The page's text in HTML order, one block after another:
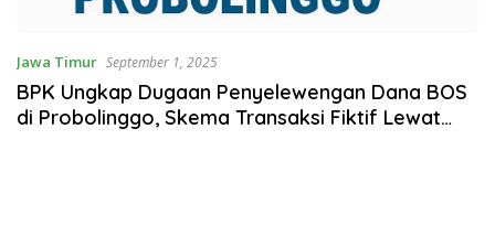
Jawa Timur September 1, 2025
BPK Ungkap Dugaan Penyelewengan Dana BOS
di Probolinggo, Skema Transaksi Fiktif Lewat